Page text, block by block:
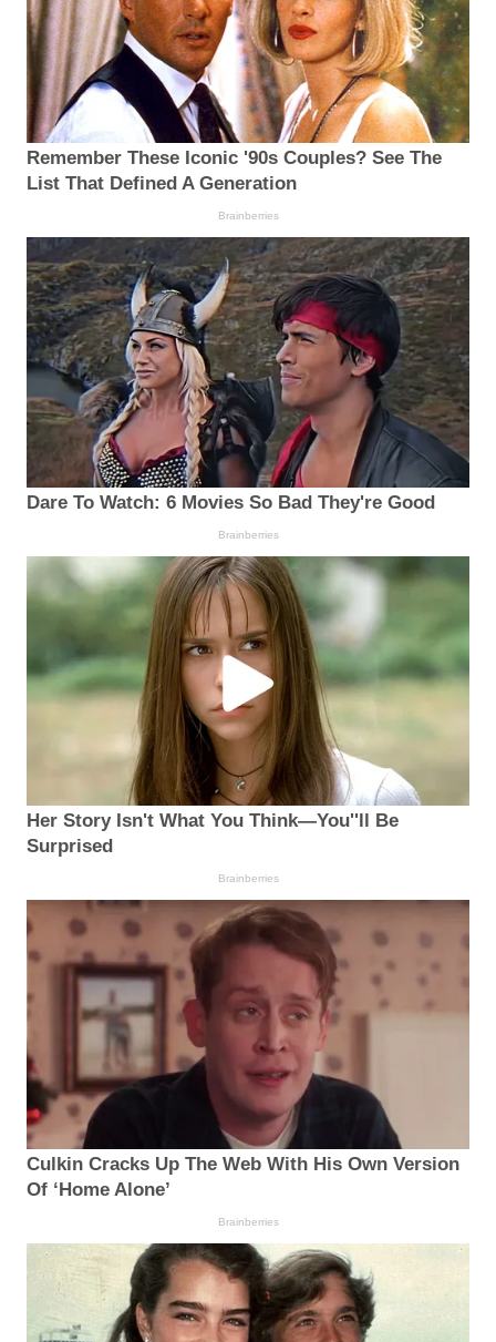
Remember These Iconic '90s Couples? See The
List That Defined A Generation
Brainberries
Dare To Watch: 6 Movies So Bad They're Good
Brainberries
Her Story Isn't What You Think—You''ll Be
Surprised
Brainberries
Culkin Cracks Up The Web With His Own Version
Of ‘Home Alone’
Brainberries